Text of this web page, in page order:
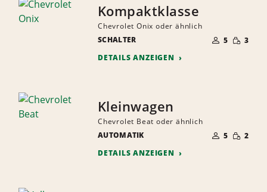
Kompaktklasse
Chevrolet Onix oder ähnlich
SCHALTER
DER
MITFAHRER
5 GERINGE
MENGE
3
DETAILS ANZEIGEN
Kleinwagen
Chevrolet Beat oder ähnlich
AUTOMATIK
DER
MITFAHRER
5 GERINGE
MENGE
2
DETAILS ANZEIGEN